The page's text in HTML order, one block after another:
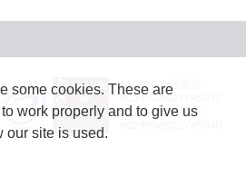
JASRAC許諾番号：
9024936001Y45037
JASRAC許諾番号：
some cookies. These are
work properly and to give us
our site is used.